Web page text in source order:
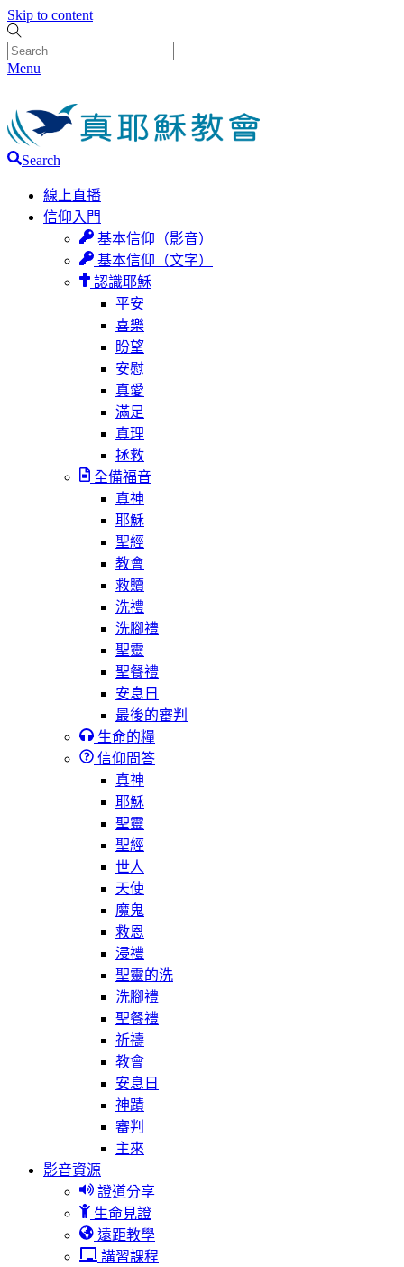
Skip to content
Menu
Search
線上直播
信仰入門
基本信仰（影音）
基本信仰（文字）
認識耶穌
平安
喜樂
盼望
安慰
真愛
滿足
真理
拯救
全備福音
真神
耶穌
聖經
教會
救贖
洗禮
洗腳禮
聖靈
聖餐禮
安息日
最後的審判
生命的糧
信仰問答
真神
耶穌
聖靈
聖經
世人
天使
魔鬼
救恩
浸禮
聖靈的洗
洗腳禮
聖餐禮
祈禱
教會
安息日
神蹟
審判
主來
影音資源
證道分享
生命見證
遠距教學
講習課程